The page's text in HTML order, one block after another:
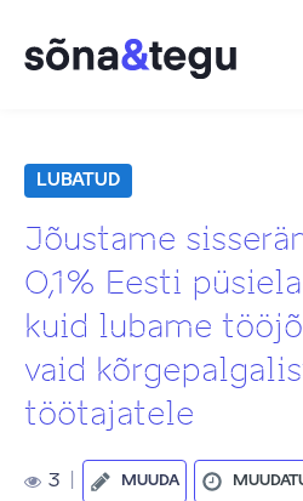
LUBATUD
Jõustame
0,1% Eesti
kuid lubame
vaid
töötajatele
3 MUUDA